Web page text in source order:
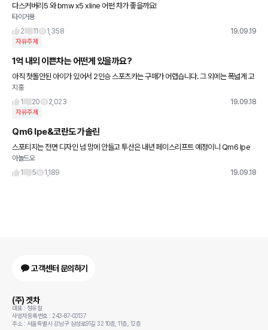
다스커버리5 와 bmw x5 xline 어떤 차가 좋을까요!
타이거용
2
11 1,358 19.09.19
자유주제
1억 내외 이쁜차는 어떤게 있을까요?
아직 첫돌안된 아이가 있어서 2인승 스포츠카는 구매가 어렵습니다. 그 외에는 폭넓게 고
지홍
1
20 2,023 19.09.18
자유주제
Qm6 lpe&코란도 가솔린
스포티지는 전면 디자인 넘 맘에 안들고 투산은 내년 페이스리프트 예정이니 Qm6 lpe
와코란도가솔린이 남네요 승차감 내구성 등 종합적으로 비교하면 어느게 나을까요~~ 이
번 구입하면 최하 10년 예상
아놀드오
1
5 1,189 19.09.18
고객센터 문의하기
(주) 겟차
대표 : 정유철
사업자등록번호 : 243-87-00137
주소 : 서울특별시 강남구 삼성로91길 32 10층, 11층, 12층